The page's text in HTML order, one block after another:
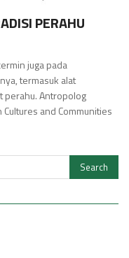
PERAHU
juga pada
termasuk alat
perahu. Antropolog
and Communities